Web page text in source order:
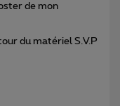
de mon
du matériel S.V.P